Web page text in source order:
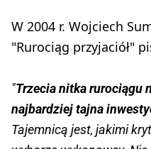
W 2004 r. Wojciech
"Rurociąg przyjaciół"
"Trzecia nitka rurociągu
najbardziej tajna
Tajemnicą jest, jakimi